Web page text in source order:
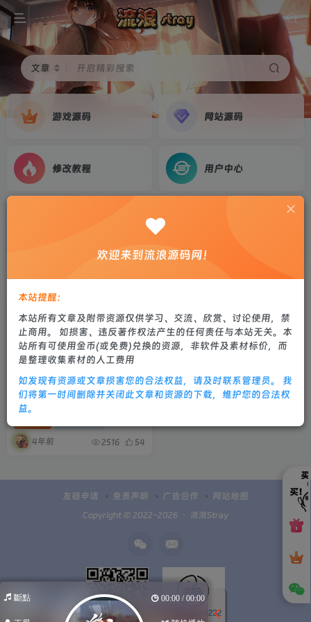
文章 开启精彩搜索
游戏源码 网站源码
修改教程 用户中心
梨花带雨播放器自行搭建API
站教程（添加了搭建文件）
4年前 2516 54
友链申请 免责声明 广告合作 网站地图
Copyright © 2022-2026 ・ 流浪Stray
欢迎来到流浪源码网！
本站提醒：
本站所有文章及附带资源仅供学习、交流、欣赏、讨论使用，禁
止商用。 如损害、违反著作权法产生的任何责任与本站无关。本
站所有可使用金币(或免费)兑换的资源，非软件及素材标价，而
是整理收集素材的人工费用
如发现有资源或文章损害您的合法权益，请及时联系管理员。 我
们将第一时间删除并关闭此文章和资源的下载，维护您的合法权
益。
斷點 00:00 / 00:00